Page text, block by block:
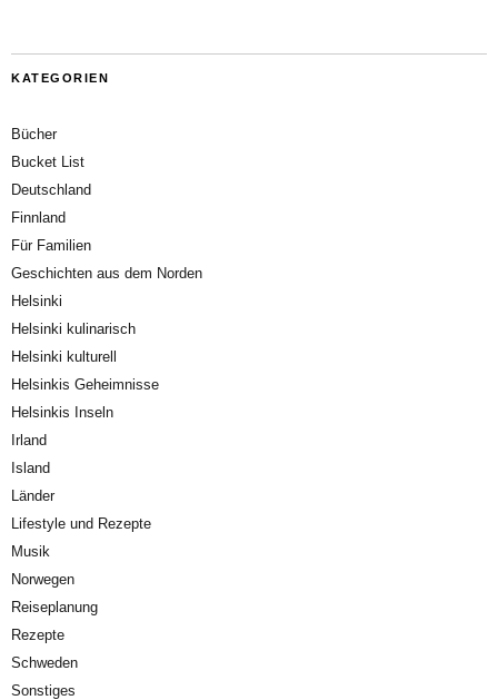
KATEGORIEN
Bücher
Bucket List
Deutschland
Finnland
Für Familien
Geschichten aus dem Norden
Helsinki
Helsinki kulinarisch
Helsinki kulturell
Helsinkis Geheimnisse
Helsinkis Inseln
Irland
Island
Länder
Lifestyle und Rezepte
Musik
Norwegen
Reiseplanung
Rezepte
Schweden
Sonstiges